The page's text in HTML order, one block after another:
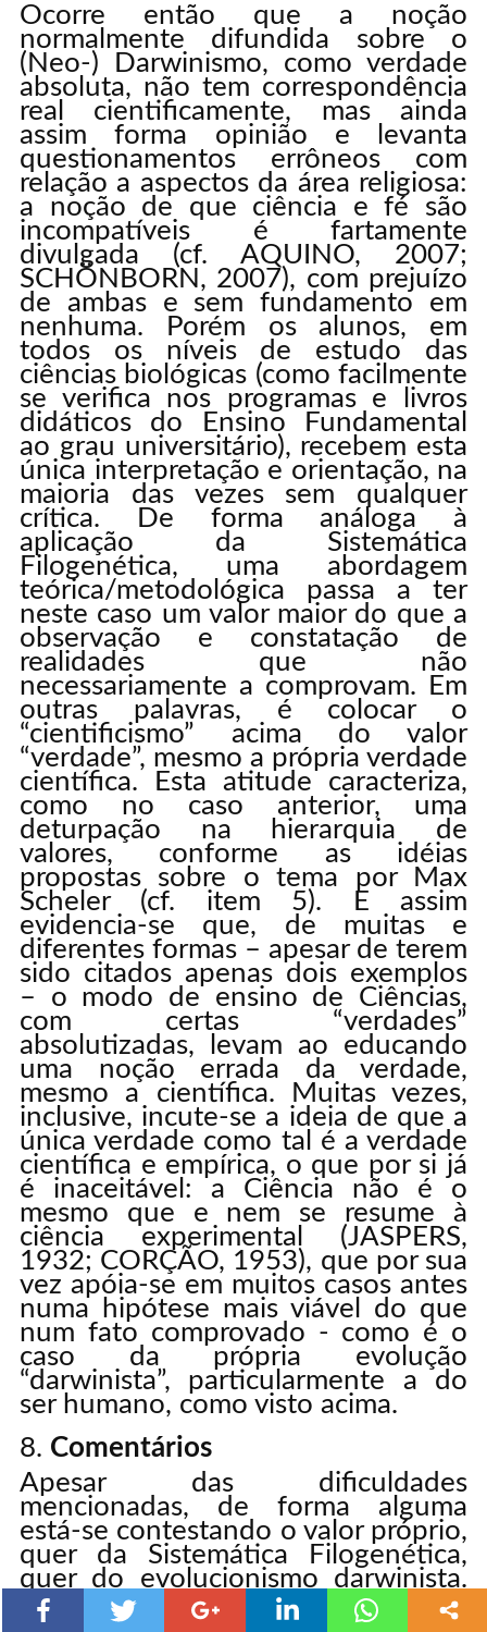
Ocorre então que a noção
normalmente difundida sobre o
(Neo-) Darwinismo, como verdade
absoluta, não tem correspondência
real cientificamente, mas ainda
assim forma opinião e levanta
questionamentos errôneos com
relação a aspectos da área religiosa:
a noção de que ciência e fé são
incompatíveis é fartamente
divulgada (cf. AQUINO, 2007;
SCHÖNBORN, 2007), com prejuízo
de ambas e sem fundamento em
nenhuma. Porém os alunos, em
todos os níveis de estudo das
ciências biológicas (como facilmente
se verifica nos programas e livros
didáticos do Ensino Fundamental
ao grau universitário), recebem esta
única interpretação e orientação, na
maioria das vezes sem qualquer
crítica. De forma análoga à
aplicação da Sistemática
Filogenética, uma abordagem
teórica/metodológica passa a ter
neste caso um valor maior do que a
observação e constatação de
realidades que não
necessariamente a comprovam. Em
outras palavras, é colocar o
“cientificismo” acima do valor
“verdade”, mesmo a própria verdade
científica. Esta atitude caracteriza,
como no caso anterior, uma
deturpação na hierarquia de
valores, conforme as idéias
propostas sobre o tema por Max
Scheler (cf. item 5). E assim
evidencia-se que, de muitas e
diferentes formas – apesar de terem
sido citados apenas dois exemplos
– o modo de ensino de Ciências,
com certas “verdades”
absolutizadas, levam ao educando
uma noção errada da verdade,
mesmo a científica. Muitas vezes,
inclusive, incute-se a ideia de que a
única verdade como tal é a verdade
científica e empírica, o que por si já
é inaceitável: a Ciência não é o
mesmo que e nem se resume à
ciência experimental (JASPERS,
1932; CORÇÃO, 1953), que por sua
vez apóia-se em muitos casos antes
numa hipótese mais viável do que
num fato comprovado - como é o
caso da própria evolução
“darwinista”, particularmente a do
ser humano, como visto acima.
Comentários
Apesar das dificuldades
mencionadas, de forma alguma
está-se contestando o valor próprio,
quer da Sistemática Filogenética,
quer do evolucionismo darwinista.
Ambas possuem um evidente